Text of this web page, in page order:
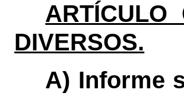
ARTÍCULO
DIVERSOS.
A) Informe